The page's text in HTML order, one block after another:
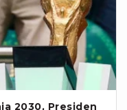
2030, Presiden